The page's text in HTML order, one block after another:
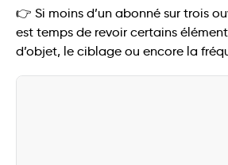
👉 Si moins d’un abonné sur trois
est temps de revoir certains
d’objet, le ciblage ou encore la